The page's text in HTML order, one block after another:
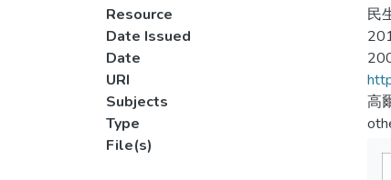
Resource
民
Date Issued
Date
URI
Subjects
高
Type
File(s)